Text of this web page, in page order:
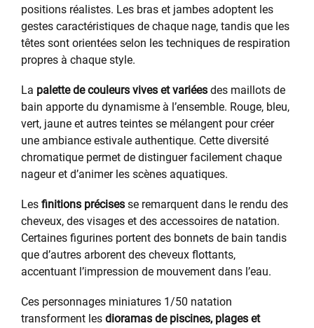
positions réalistes. Les bras et jambes adoptent les
gestes caractéristiques de chaque nage, tandis que les
têtes sont orientées selon les techniques de respiration
propres à chaque style.
La palette de couleurs vives et variées des maillots de
bain apporte du dynamisme à l’ensemble. Rouge, bleu,
vert, jaune et autres teintes se mélangent pour créer
une ambiance estivale authentique. Cette diversité
chromatique permet de distinguer facilement chaque
nageur et d’animer les scènes aquatiques.
Les finitions précises se remarquent dans le rendu des
cheveux, des visages et des accessoires de natation.
Certaines figurines portent des bonnets de bain tandis
que d’autres arborent des cheveux flottants,
accentuant l’impression de mouvement dans l’eau.
Ces personnages miniatures 1/50 natation
transforment les dioramas de piscines, plages et